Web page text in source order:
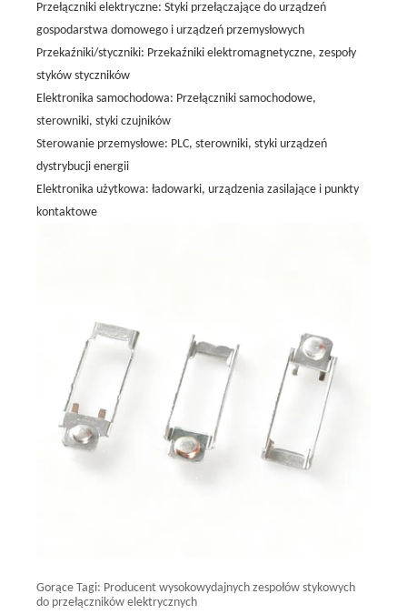
Przełączniki elektryczne: Styki przełączające do urządzeń
gospodarstwa domowego i urządzeń przemysłowych
Przekaźniki/styczniki: Przekaźniki elektromagnetyczne, zespoły
styków styczników
Elektronika samochodowa: Przełączniki samochodowe,
sterowniki, styki czujników
Sterowanie przemysłowe: PLC, sterowniki, styki urządzeń
dystrybucji energii
Elektronika użytkowa: ładowarki, urządzenia zasilające i punkty
kontaktowe
Gorące Tagi: Producent wysokowydajnych zespołów stykowych
do przełączników elektrycznych